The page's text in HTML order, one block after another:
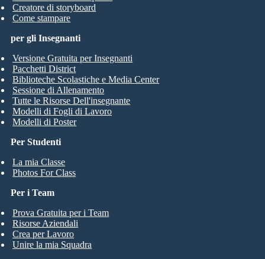
Creatore di storyboard
Come stampare
Per Studenti
La mia Classe
Photos For Class
per gli Insegnanti
Versione Gratuita per Insegnanti
Pacchetti District
Biblioteche Scolastiche e Media Center
Sessione di Allenamento
Tutte le Risorse Dell'insegnante
Modelli di Fogli di Lavoro
Modelli di Poster
Per i Team
Prova Gratuita per i Team
Risorse Aziendali
Crea per Lavoro
Unire la mia Squadra